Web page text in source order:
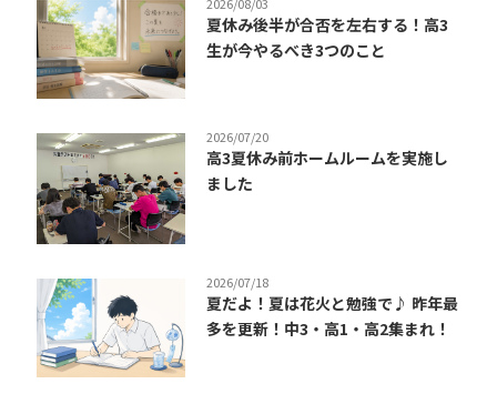
夏休み後半が合否を左右する！高3
生が今やるべき3つのこと
2026/07/20
高3夏休み前ホームルームを実施し
ました
2026/07/18
夏だよ！夏は花火と勉強で♪ 昨年最
多を更新！中3・高1・高2集まれ！